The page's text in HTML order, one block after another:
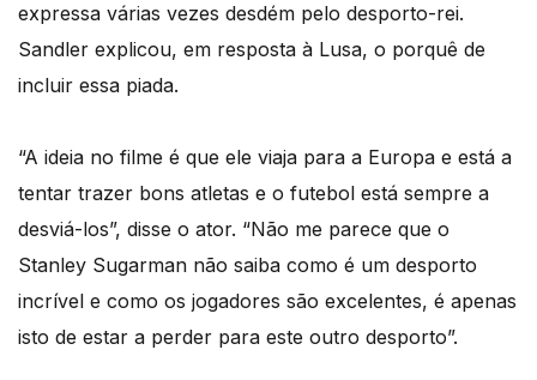
expressa várias vezes desdém pelo desporto-rei.
Sandler explicou, em resposta à Lusa, o porquê de
incluir essa piada.
“A ideia no filme é que ele viaja para a Europa e está a
tentar trazer bons atletas e o futebol está sempre a
desviá-los”, disse o ator. “Não me parece que o
Stanley Sugarman não saiba como é um desporto
incrível e como os jogadores são excelentes, é apenas
isto de estar a perder para este outro desporto”.